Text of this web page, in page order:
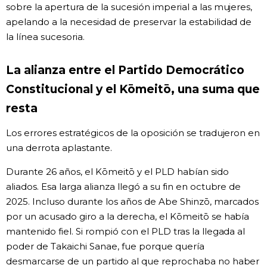
sobre la apertura de la sucesión imperial a las mujeres,
apelando a la necesidad de preservar la estabilidad de
la línea sucesoria.
La alianza entre el Partido Democrático
Constitucional y el Kōmeitō, una suma que
resta
Los errores estratégicos de la oposición se tradujeron en
una derrota aplastante.
Durante 26 años, el Kōmeitō y el PLD habían sido
aliados. Esa larga alianza llegó a su fin en octubre de
2025. Incluso durante los años de Abe Shinzō, marcados
por un acusado giro a la derecha, el Kōmeitō se había
mantenido fiel. Si rompió con el PLD tras la llegada al
poder de Takaichi Sanae, fue porque quería
desmarcarse de un partido al que reprochaba no haber